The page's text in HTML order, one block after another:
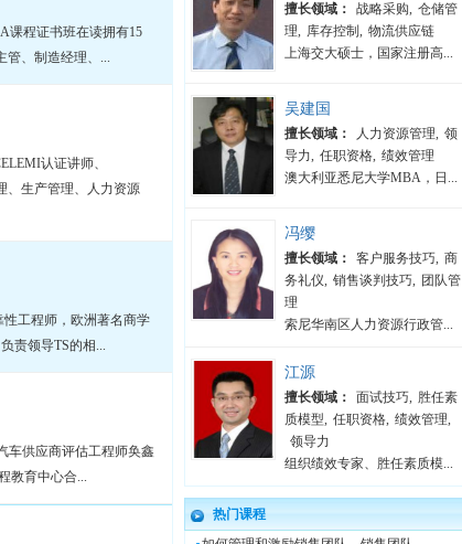
课程证书班在读拥有15
管、制造经理、...
认证讲师、
、生产管理、人力资源
工程师，欧洲著名商学
责领导TS的相...
车供应商评估工程师奂鑫
教育中心合...
擅长领域： 战略采购, 仓储管
理, 库存控制 , 物流供应链
上海交大硕士，国家注册高...
吴建国
擅长领域： 人力资源管理, 领
导力, 任职资格, 绩效管理
澳大利亚悉尼大学MBA，日...
冯缨
擅长领域： 客户服务技巧, 商
务礼仪, 销售谈判技巧, 团队管
理
索尼华南区人力资源行政管...
江源
擅长领域： 面试技巧, 胜任素
质模型, 任职资格, 绩效管理,
领导力
组织绩效专家、胜任素质模...
热门课程